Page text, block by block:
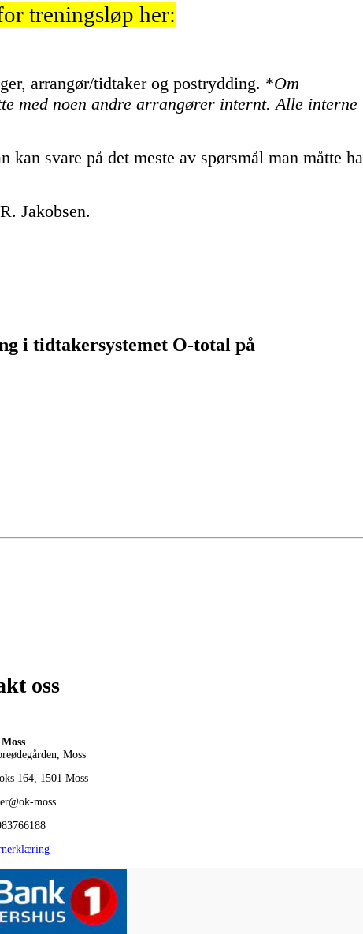
treningsløp her:
arrangør/tidtaker og postrydding. *Om
med noen andre arrangører internt. Alle interne
svare på det meste av spørsmål man måtte ha
Jakobsen.
i tidtakersystemet O-total på
oss
Moss
164, 1501 Moss
moss